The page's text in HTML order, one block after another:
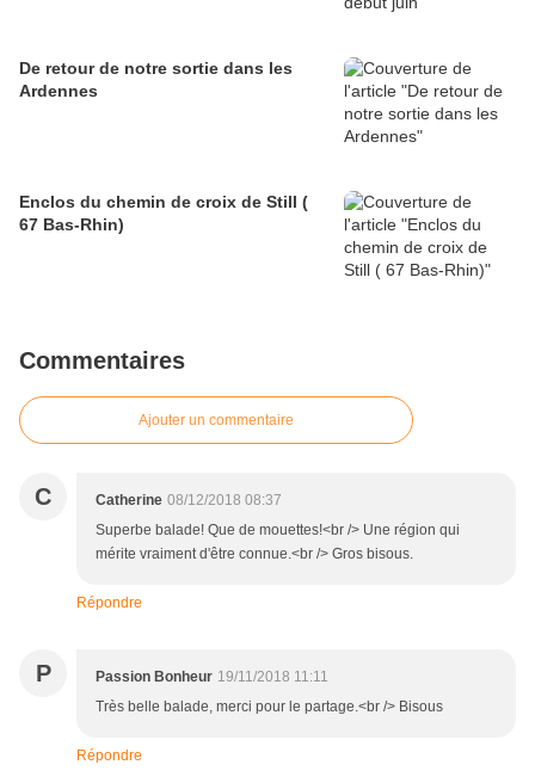
De retour de notre sortie dans les
Ardennes
Enclos du chemin de croix de Still (
67 Bas-Rhin)
Commentaires
Ajouter un commentaire
C Catherine 08/12/2018 08:37
Superbe balade! Que de mouettes!<br /> Une région qui
mérite vraiment d'être connue.<br /> Gros bisous.
Répondre
P Passion Bonheur 19/11/2018 11:11
Très belle balade, merci pour le partage.<br /> Bisous
Répondre